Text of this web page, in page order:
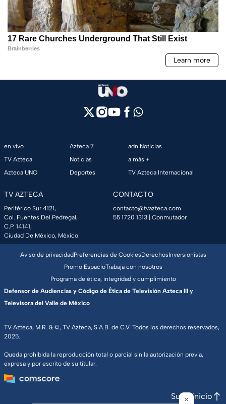
en vivo
TV Azteca
Azteca UNO
Azteca 7
Noticias
Deportes
adn Noticias
a más +
TV Azteca Internacional
TV AZTECA
Periférico Sur 4121,
Col. Fuentes Del Pedregal,
C.P. 14141,
Ciudad De México, México.
CONTACTO
contacto@tvazteca.com
55 1720 1313 | Conmutador
TV Azteca, M.R. & ©, TV Azteca, S.A.B. de C.V. Todos los derechos reservados,
2025.
Queda prohibida la reproducción total o parcial sin la autorización previa,
expresa y por escrito de su titular.
Aviso de privacidadPreferencias de CookiesDerechosInversionistas
Promo EspacioTrabaja con nosotros
Programa de ética, integridad y cumplimiento
Defensor de Audiencias y Código de Ética de Televisión Azteca III y
Televisora del Valle de México
Subir inicio